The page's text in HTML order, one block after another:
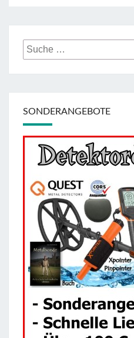
Suche
nach:
SONDERANGEBOTE